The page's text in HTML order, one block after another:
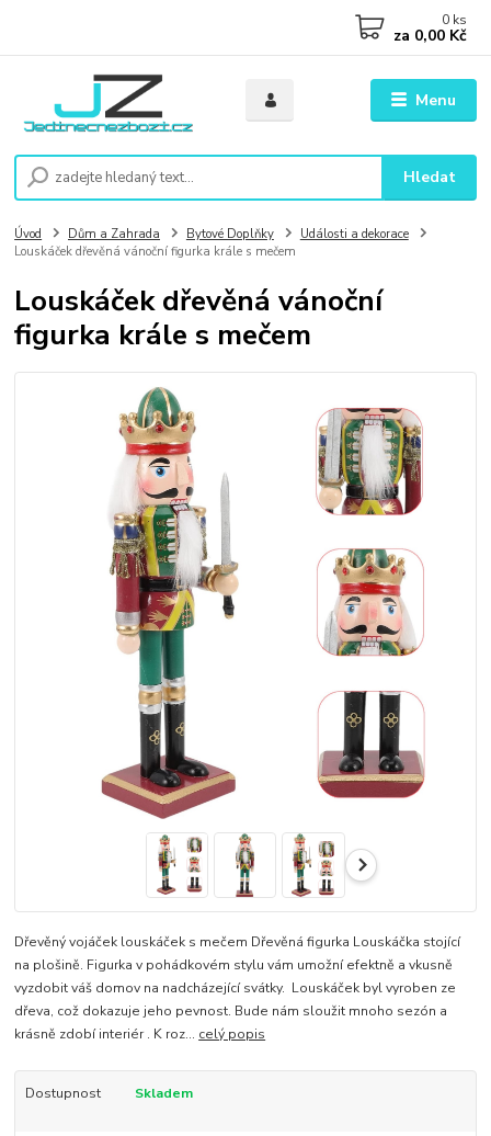
Menu
Hledat
0 ks
za 0,00 Kč
Úvod Dům a Zahrada Bytové Doplňky
Události a dekorace
Louskáček dřevěná vánoční figurka krále s mečem
Louskáček dřevěná vánoční
figurka krále s mečem
Dřevěný vojáček louskáček s mečem Dřevěná figurka Louskáčka stojící
na plošině. Figurka v pohádkovém stylu vám umožní efektně a vkusně
vyzdobit váš domov na nadcházející svátky. Louskáček byl vyroben ze
dřeva, což dokazuje jeho pevnost. Bude nám sloužit mnoho sezón a
krásně zdobí interiér . K roz... celý popis
Dostupnost Skladem